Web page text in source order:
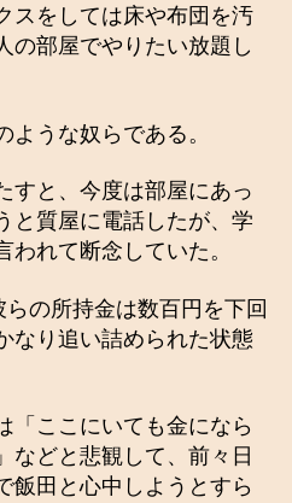
スをしては床や布団を汚
の部屋でやりたい放題し
ような奴らである。
すと、今度は部屋にあっ
と質屋に電話したが、学
れて断念していた。
の所持金は数百円を下回
なり追い詰められた状態
「ここにいても金になら
などと悲観して、前々日
飯田と心中しようとすら